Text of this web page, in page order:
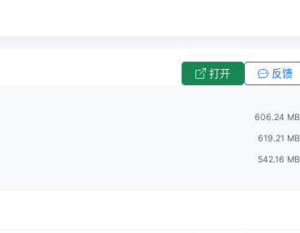
打开 反馈
606.24 MB
619.21 MB
542.16 MB